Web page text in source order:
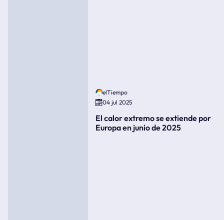
elTiempo
04 jul 2025
El calor extremo se extiende por
Europa en junio de 2025